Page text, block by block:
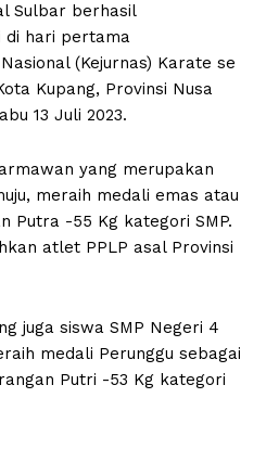
Sulbar berhasil
di hari pertama
(Kejurnas) Karate se
Kupang, Provinsi Nusa
13 Juli 2023.
yang merupakan
meraih medali emas atau
Putra -55 Kg kategori SMP.
atlet PPLP asal Provinsi
juga siswa SMP Negeri 4
medali Perunggu sebagai
Putri -53 Kg kategori